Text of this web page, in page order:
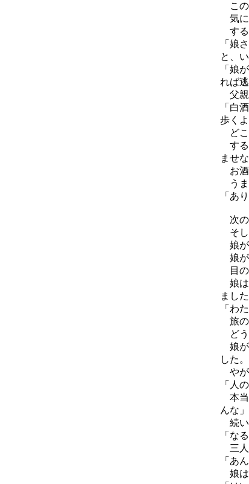
この
気に
する
「娘
と、
「娘
れば
父親
「白
歩く
どこ
する
ませ
お酒
うま
「あ
次の
そし
娘が
娘が
目の
娘は
ました
「わ
旅の
どう
娘が
した。
やが
「人
本当
んな」
続い
「な
三人
「あ
娘は